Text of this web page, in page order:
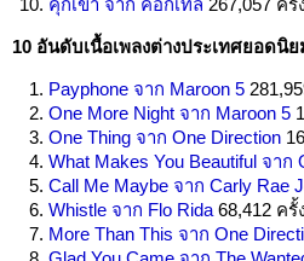
10 อันดับเนื้อเพลงต่างประเทศยอด
Payphone จาก Maroon 5
One More Night จาก Maroon 5
One Thing จาก One Direction
What Makes You Beautiful จาก
Call Me Maybe จาก Carly Rae
Whistle จาก Flo Rida 68,412 ครั้
More Than This จาก One